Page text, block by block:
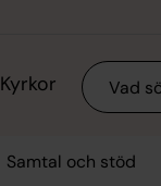
Kyrkor Sök
Samtal och stöd